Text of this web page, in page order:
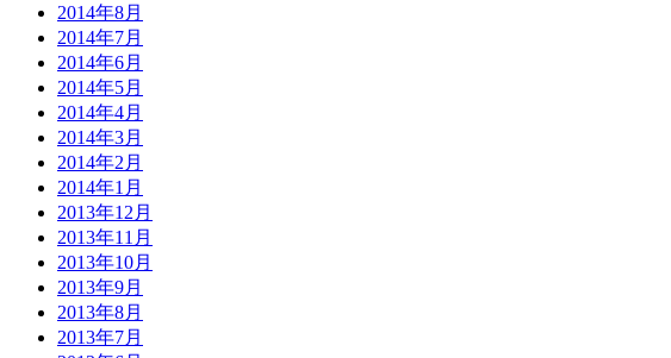
2014年8月
2014年7月
2014年6月
2014年5月
2014年4月
2014年3月
2014年2月
2014年1月
2013年12月
2013年11月
2013年10月
2013年9月
2013年8月
2013年7月